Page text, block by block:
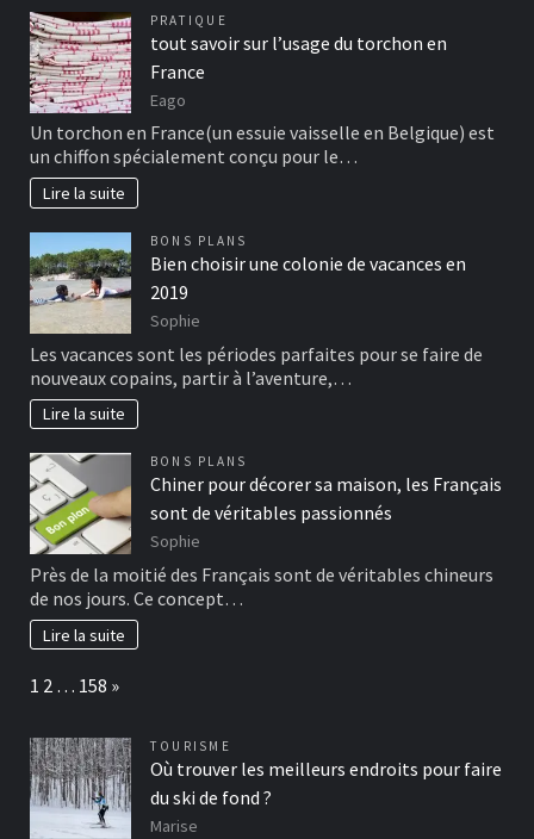
PRATIQUE
tout savoir sur l’usage du torchon en
France
Eago
Un torchon en France(un essuie vaisselle en Belgique) est
un chiffon spécialement conçu pour le…
Lire la suite
BONS PLANS
Bien choisir une colonie de vacances en
2019
Sophie
Les vacances sont les périodes parfaites pour se faire de
nouveaux copains, partir à l’aventure,…
Lire la suite
BONS PLANS
Chiner pour décorer sa maison, les Français
sont de véritables passionnés
Sophie
Près de la moitié des Français sont de véritables chineurs
de nos jours. Ce concept…
Lire la suite
Page:
1 2 … 158 Next
»
TOURISME
Où trouver les meilleurs endroits pour faire
du ski de fond ?
Marise